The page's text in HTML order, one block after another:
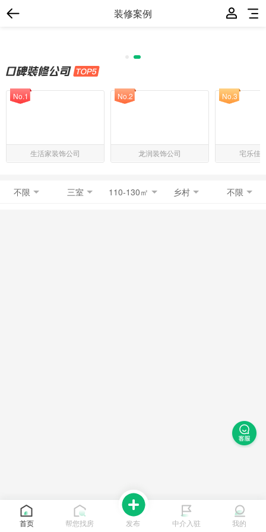
装修案例
生活家装饰公司
No.1
龙润装饰公司
No.2
宅乐佳
No.3
不限 三室 110-130㎡ 乡村 不限
首页 帮您找房 发布 中介入驻 我的